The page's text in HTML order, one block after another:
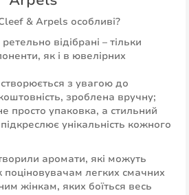
& Arpels особливі?
ретельно відібрані – тільки
як і в ювелірних
з увагою до
зроблена вручну;
просто упаковка, а стильний
унікальність кожного
аромати, які можуть
поціновувачам легких смачних
жінкам, яких боїться весь